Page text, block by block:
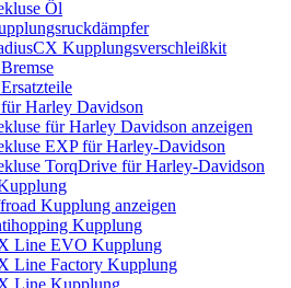
Öl
Kupplungsverschleißkit
Harley Davidson
für Harley Davidson anzeigen
EXP für Harley-Davidson
TorqDrive für Harley-Davidson
Kupplung anzeigen
Kupplung
Line EVO Kupplung
Line Factory Kupplung
Line Kupplung